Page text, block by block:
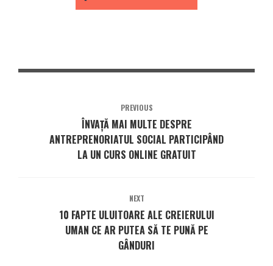
PREVIOUS
ÎNVAȚĂ MAI MULTE DESPRE
ANTREPRENORIATUL SOCIAL PARTICIPÂND
LA UN CURS ONLINE GRATUIT
NEXT
10 FAPTE ULUITOARE ALE CREIERULUI
UMAN CE AR PUTEA SĂ TE PUNĂ PE
GÂNDURI